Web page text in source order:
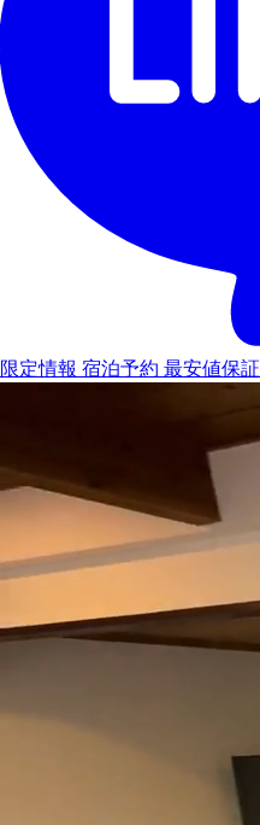
限定情報 宿泊予約 最安値保証